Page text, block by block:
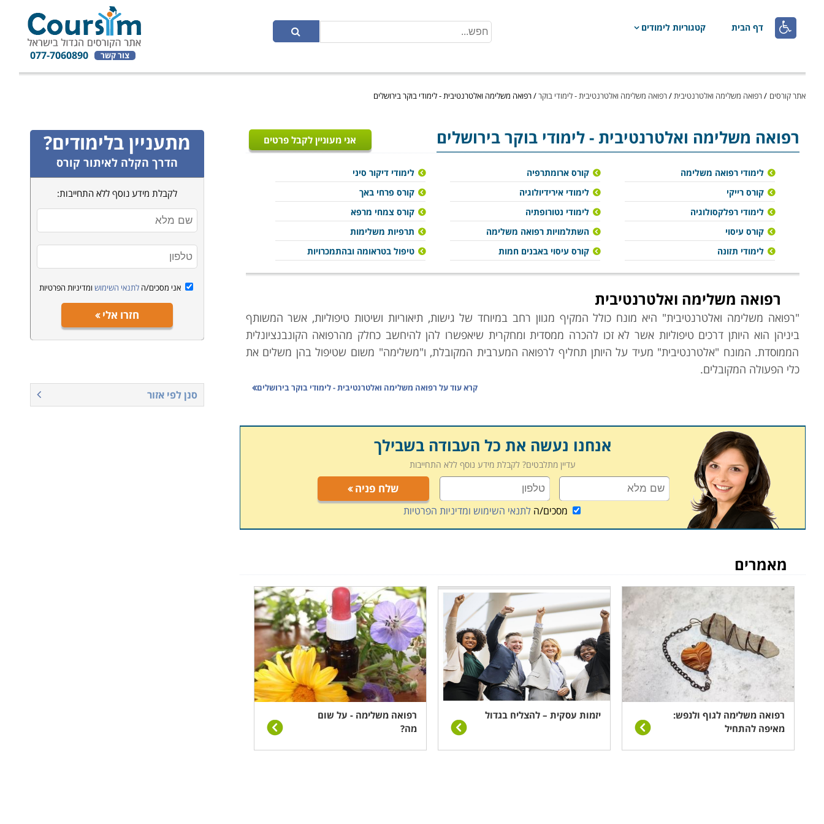
 דף הבית קטגוריות לימודים
צור קשר 077-7060890
אתר קורסים /רפואה משלימה ואלטרנטיבית/רפואה משלימה ואלטרנטיבית - לימודי בוקר/רפואה משלימה ואלטרנטיבית - לימודי בוקר בירושלים
רפואה משלימה ואלטרנטיבית- לימודי בוקר בירושלים אני מעוניין לקבל פרטים
לימודי רפואה משלימה
קורס רייקי
לימודי רפלקסולוגיה
קורס עיסוי
לימודי תזונה
קורס ארומתרפיה
לימודי אירידיולוגיה
לימודי נטורופתיה
השתלמויות רפואה משלימה
קורס עיסוי באבנים חמות
לימודי דיקור סיני
קורס פרחי באך
קורס צמחי מרפא
תרפיות משלימות
טיפול בטראומה ובהתמכרויות
רפואה משלימה ואלטרנטיבית
"רפואה משלימה ואלטרנטיבית" היא מונח כולל המקיף מגוון רחב במיוחד של גישות, תיאוריות ושיטות טיפוליות, אשר המשותף
ביניהן הוא היותן דרכים טיפוליות אשר לא זכו להכרה ממסדית ומחקרית שיאפשרו להן להיחשב כחלק מהרפואה הקונבנציונלית
הממוסדת. המונח "אלטרנטיבית" מעיד על היותן תחליף לרפואה המערבית המקובלת, ו"משלימה" משום שטיפול בהן משלים את
כלי הפעולה המקובלים.
מתרבויות מגוונות מאוד, האיורוודה למשל מגיעה מהודו, הסופרולוגיה מקולומביה, הארומתרפיה מצרפת, יסודות הנטורופתיה
המודרנית התגבשו בארה"ב, את האבנים החמות המציאו האינדיאנים, מקורות ההומאופתיה בגרמניה, והרייקי מגיע אלינו מיפן.
הרפואה המשלימה זוכה זה שנים לפריחה ממספר סיבות; גל העידן החדש רואה בה ערך ותועלת רבה כתחליף הולם לרפואה
המערבית, ישנן בעיות שיסודן הוא פסיכוסומטי והרפואה האלטרנטיבית מעניקה להן תשובה טובה לא פחות מהכלים המקובלים.
אחרים פשוט מחפשים טיפולים בעלי יסוד רוחני, מתוך אמונה ביסוד השילוב בין הגוף והנפש. כך או כך, כיום בארץ גם קופות החולים
וגם הביטוח הלאומי כבר מאפשרים ומממנים טיפולים אלטרנטיביים במידת הצורך.
קטגוריית הרפואה המשלימה והאלטרנטיבית היא אחת העמוסות אצלנו באתר קורסים, ומכילה מאות הצעות להכשרות והעשרות
בשפע ענפים טיפוליים. להלן סקירה של העמודים השונים הוקטגוריות המשנה המאכלסות אותה:
עיסוי- מדור רחב הכולל מגוון שיטות מסאז' שבבסיסן טיפול במגע, חיכוך, לחיצה ושפשוף שרירים ורקמות בגוף ובעצמות, במטרה
להרפות, להרגיע ולשפר את הגמישות והתפקוד הפיזי. ישנן התמחויות שונות בתחום, שכל אחת מהן מתרכזת בתועלת אחרת, כמו
עיסוי רפואי, שיקומי, תראפי, לנשים הרות, לספורטאים, לתינוקות, ואפילו עיסוי אירוטי. המטרה המשותפת של כולם היא הקלה על
כאבים ולחצים גופניים ורגשיים, ושיפור התפקוד הפיזי והנפשי.
טווינא– שיטת טיפול במגע הנעזרת בשמנים, קומפרסים, משחות, תמציות צמחים, כוסות רוח, דיקור ומוקסות על רקמות
הגוף השונות. הטווינה נועדה לפתור רבות מן הבעיות האורתופדיות, ועל כן יש המכנים אותה "פיזיותרפיה סינית".
אירידיולוגיה– שיטה אבחונית לזיהוי בעיות פיזיולוגיות, נפשיות ותכונות תורשתיות על פי גלגל העין. מקורה הוא במזרח הקדום לפני
קרא עוד על רפואה משלימה ואלטרנטיבית - לימודי בוקר בירושלים
אנחנו נעשה את כל העבודה בשבילך
עדיין מתלבטים? לקבלת מידע נוסף ללא התחייבות
שלח פניה
מסכים/הלתנאי השימוש ומדיניות הפרטיות
מאמרים
רפואה משלימה לגוף ולנפש:
מאיפה להתחיל
יזמות עסקית – להצליח בגדול
רפואה משלימה - על שום
מה?
מתעניין בלימודים?
הדרך הקלה לאיתור קורס
לקבלת מידע נוסף ללא התחייבות:
אני מסכים/הלתנאי השימוש ומדיניות הפרטיות
חזרו אלי
סנן לפי אזור